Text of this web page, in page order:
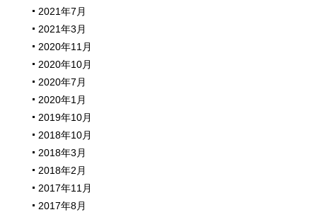
2021年7月
2021年3月
2020年11月
2020年10月
2020年7月
2020年1月
2019年10月
2018年10月
2018年3月
2018年2月
2017年11月
2017年8月